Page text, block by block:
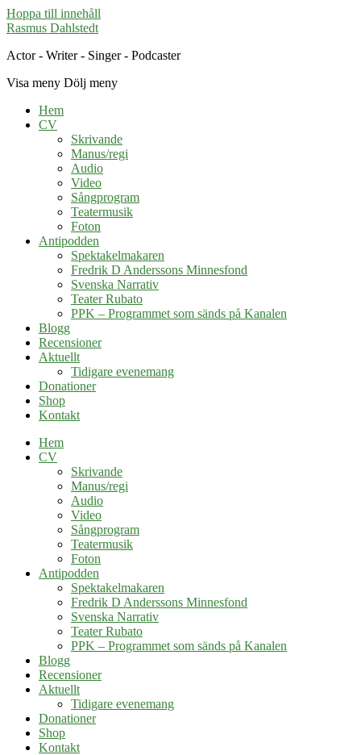
Hoppa till innehåll
Rasmus Dahlstedt
Actor - Writer - Singer - Podcaster
Visa meny Dölj meny
Hem
CV
Skrivande
Manus/regi
Audio
Video
Sångprogram
Teatermusik
Foton
Antipodden
Spektakelmakaren
Fredrik D Anderssons Minnesfond
Svenska Narrativ
Teater Rubato
PPK – Programmet som sänds på Kanalen
Blogg
Recensioner
Aktuellt
Tidigare evenemang
Donationer
Shop
Kontakt
Hem
CV
Skrivande
Manus/regi
Audio
Video
Sångprogram
Teatermusik
Foton
Antipodden
Spektakelmakaren
Fredrik D Anderssons Minnesfond
Svenska Narrativ
Teater Rubato
PPK – Programmet som sänds på Kanalen
Blogg
Recensioner
Aktuellt
Tidigare evenemang
Donationer
Shop
Kontakt